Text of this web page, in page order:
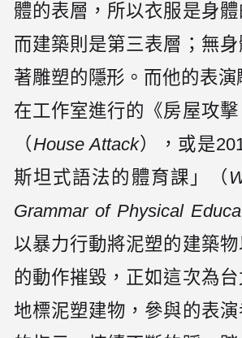
體的表層，所以衣服是身體
而建築則是第三表層；無
著雕塑的隱形。而他的表演
在工作室進行的《房屋攻擊
（House Attack），或是
斯坦式語法的體育課」（
Grammar of Physical
以暴力行動將泥塑的建築
的動作摧毀，正如這次為
地標泥塑建物，參與的表